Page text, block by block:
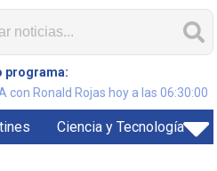
programa:
con Ronald Rojas hoy a las 06:30:00
Ciencia y Tecnología